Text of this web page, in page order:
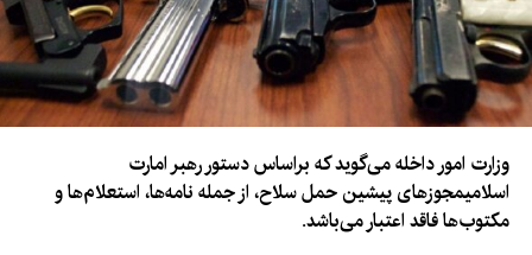
وزارت امور داخله می‌گوید که براساس دستور رهبر امارت
اسلامیمجوزهای پیشین حمل سلاح، از جمله نامه‌ها، استعلام‌ها و
مکتوب‌ها فاقد اعتبار می‌باشد.